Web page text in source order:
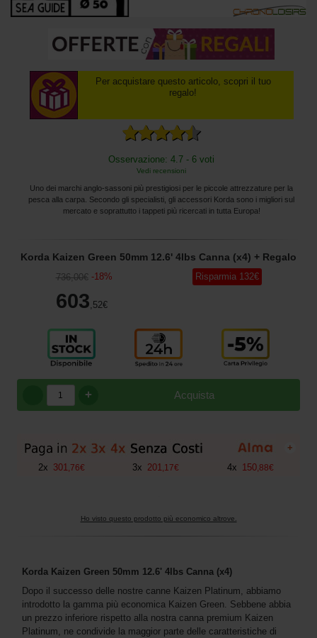
Per acquistare questo articolo, scopri il tuo
regalo!
Osservazione: 4.7 - 6 voti
Vedi recensioni
Uno dei marchi anglo-sassoni più prestigiosi per le piccole attrezzature per la
pesca alla carpa. Secondo gli specialisti, gli accessori Korda sono i migliori sul
mercato e soprattutto i tappeti più ricercati in tutta Europa!
Korda Kaizen Green 50mm 12.6' 4lbs Canna (x4) + Regalo
736,00€ -18%
603 ,52€
Risparmia 132€
Acquista
+
+
2x 301 76€ 3x 201 17€ 4x 150, 88€
Ho visto questo prodotto più economico altrove.
Korda Kaizen Green 50mm 12.6' 4lbs Canna (x4)
Dopo il successo delle nostre canne Kaizen Platinum, abbiamo
introdotto la gamma più economica Kaizen Green. Sebbene abbia
un prezzo inferiore rispetto alla nostra canna premium Kaizen
Platinum, ne condivide la maggior parte delle caratteristiche di